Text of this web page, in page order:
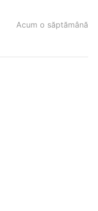
Acum o săptămână